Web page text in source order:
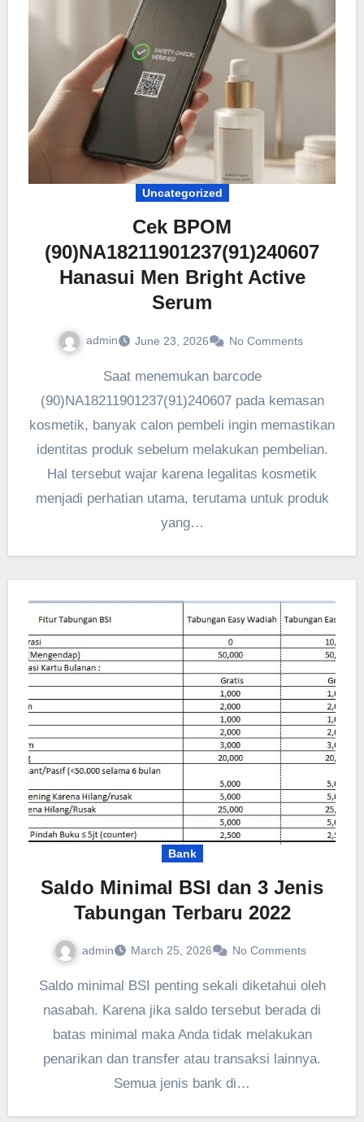
Uncategorized
Cek BPOM
(90)NA18211901237(91)240607
Hanasui Men Bright Active
Serum
admin June 23, 2026 No Comments
Saat menemukan barcode
(90)NA18211901237(91)240607 pada kemasan
kosmetik, banyak calon pembeli ingin memastikan
identitas produk sebelum melakukan pembelian.
Hal tersebut wajar karena legalitas kosmetik
menjadi perhatian utama, terutama untuk produk
yang…
Bank
Saldo Minimal BSI dan 3 Jenis
Tabungan Terbaru 2022
admin March 25, 2026 No Comments
Saldo minimal BSI penting sekali diketahui oleh
nasabah. Karena jika saldo tersebut berada di
batas minimal maka Anda tidak melakukan
penarikan dan transfer atau transaksi lainnya.
Semua jenis bank di…